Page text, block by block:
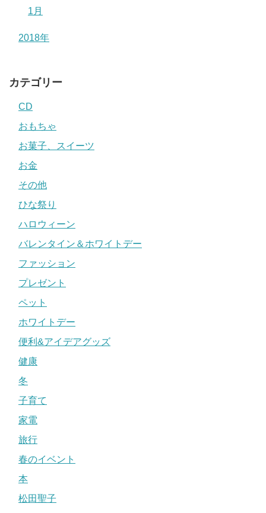
1月
2018年
カテゴリー
CD
おもちゃ
お菓子、スイーツ
お金
その他
ひな祭り
ハロウィーン
バレンタイン＆ホワイトデー
ファッション
プレゼント
ペット
ホワイトデー
便利&アイデアグッズ
健康
冬
子育て
家電
旅行
春のイベント
本
松田聖子